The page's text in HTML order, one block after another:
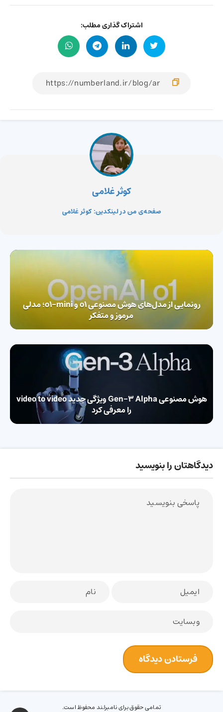
اشتراک گذاری مطلب:
کوثر غلامی
صفحه‌ی من در لینکدین: کوثر غلامی
رونمایی از مدل‌های هوش مصنوعی o1 و o1-mini؛ مدلی
مرموز و متفکر
هوش مصنوعی Gen-3 Alpha ویژگی جدید video to video
را معرفی کرد
دیدگاهتان را بنویسید
تمامی حقوق برای نامبرلند محفوظ است.